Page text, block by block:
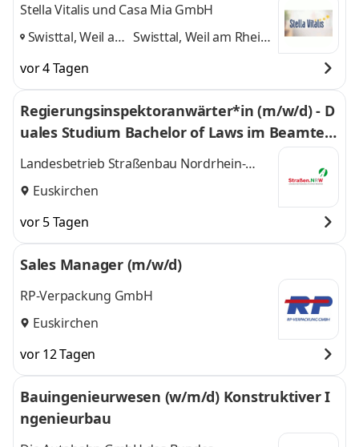
Stella Vitalis und Casa Mia GmbH
Swisttal, Weil am
Bellingen,
Swisttal, Weil am Rhein,
vor 4 Tagen
Regierungsinspektoranwärter*in (m/w/d) - D
uales Studium Bachelor of Laws im Beamten
verhältnis
Landesbetrieb Straßenbau Nordrhein-
Westfalen (Straßen.NRW)
Euskirchen
vor 5 Tagen
Sales Manager (m/w/d)
RP-Verpackung GmbH
Euskirchen
vor 12 Tagen
Bauingenieurwesen (w/m/d) Konstruktiver I
ngenieurbau